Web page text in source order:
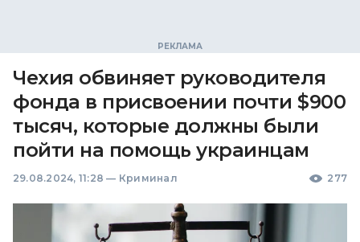
Чехия обвиняет руководителя
фонда в присвоении почти $900
тысяч, которые должны были
пойти на помощь украинцам
29.08.2024, 11:28 — Криминал 277